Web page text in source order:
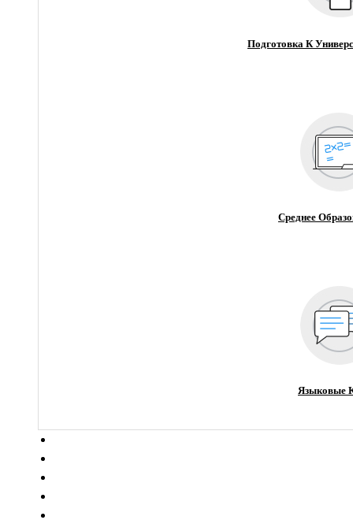
Подготовка К
Среднее
Языковые